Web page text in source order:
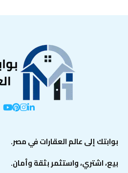
بوابتك إلى عالم العقارات في مصر.
بيع، اشتري، واستثمر بثقة وأمان.